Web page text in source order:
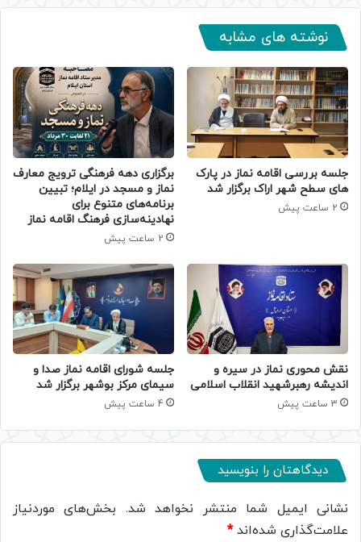
نوشته های مشابه
جلسه بررسی اقامه نماز در پارک
های سطح شهر اراک برگزار شد
2 ساعت پیش
برگزاری دهه فرهنگی ترویج معارف
نماز و مسجد در ایلام؛ تبیین
برنامه‌های متنوع برای
نهادینه‌سازی فرهنگ اقامه نماز
2 ساعت پیش
نقش محوری نماز در سیره و
اندیشه رهبرشهید انقلاب اسلامی
3 ساعت پیش
جلسه شورای اقامه نماز صدا و
سیمای مرکز بوشهر برگزار شد
4 ساعت پیش
دیدگاهتان را بنویسید
نشانی ایمیل شما منتشر نخواهد شد. بخش‌های موردنیاز
علامت‌گذاری شده‌اند*